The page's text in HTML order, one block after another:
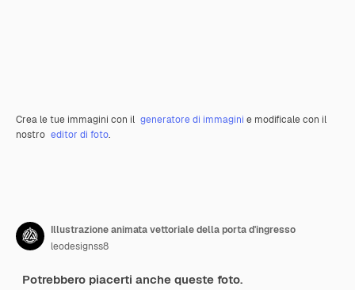
Crea le tue immagini con il generatore di immagini e modificale con il
nostro editor di foto.
Illustrazione animata vettoriale della porta d'ingresso
leodesignss8
Potrebbero piacerti anche queste foto.